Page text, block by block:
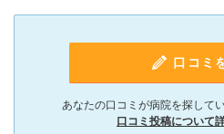
口コミ
あなたの口コミが病院を探して
口コミ投稿について